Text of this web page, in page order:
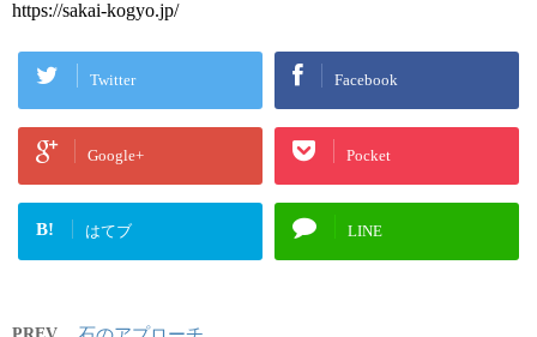
https://sakai-kogyo.jp/
Twitter Facebook
Google+ Pocket
B! はてブ LINE